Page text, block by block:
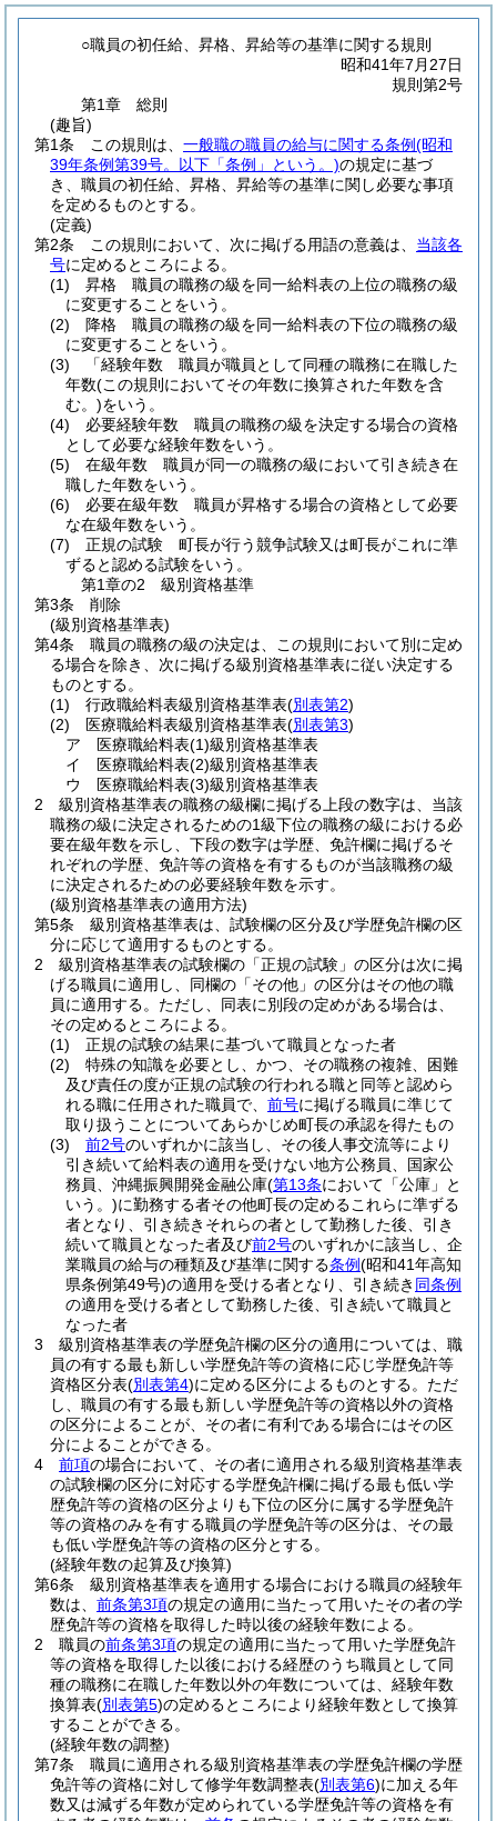
○職員の初任給、昇格、昇給等の基準に関する規則
昭和41年7月27日
規則第2号
第1章
総則
(趣旨)
第1条
この規則は、 一般職の職員の給与に関する条例(昭和
39年条例第39号。以下「条例」という。)の規定に基づ
き、職員の初任給、昇格、昇給等の基準に関し必要な事項
を定めるものとする。
(定義)
第2条
この規則において、次に掲げる用語の意義は、 当該各
号に定めるところによる。
(1)
昇格 職員の職務の級を同一給料表の上位の職務の級
に変更することをいう。
(2)
降格 職員の職務の級を同一給料表の下位の職務の級
に変更することをいう。
(3)
「経験年数 職員が職員として同種の職務に在職した
年数(この規則においてその年数に換算された年数を含
む。)をいう。
(4)
必要経験年数 職員の職務の級を決定する場合の資格
として必要な経験年数をいう。
(5)
在級年数 職員が同一の職務の級において引き続き在
職した年数をいう。
(6)
必要在級年数 職員が昇格する場合の資格として必要
な在級年数をいう。
(7)
正規の試験 町長が行う競争試験又は町長がこれに準
ずると認める試験をいう。
第1章の2
級別資格基準
第3条
削除
(級別資格基準表)
第4条
職員の職務の級の決定は、この規則において別に定め
る場合を除き、次に掲げる級別資格基準表に従い決定する
ものとする。
(1)
行政職給料表級別資格基準表(別表第2)
(2)
医療職給料表級別資格基準表(別表第3)
ア
医療職給料表(1)級別資格基準表
イ
医療職給料表(2)級別資格基準表
ウ
医療職給料表(3)級別資格基準表
2
級別資格基準表の職務の級欄に掲げる上段の数字は、当該
職務の級に決定されるための1級下位の職務の級における必
要在級年数を示し、下段の数字は学歴、免許欄に掲げるそ
れぞれの学歴、免許等の資格を有するものが当該職務の級
に決定されるための必要経験年数を示す。
(級別資格基準表の適用方法)
第5条
級別資格基準表は、試験欄の区分及び学歴免許欄の区
分に応じて適用するものとする。
2
級別資格基準表の試験欄の「正規の試験」の区分は次に掲
げる職員に適用し、同欄の「その他」の区分はその他の職
員に適用する。 ただし、同表に別段の定めがある場合は、
その定めるところによる。
(1)
正規の試験の結果に基づいて職員となった者
(2)
特殊の知識を必要とし、かつ、その職務の複雑、困難
及び責任の度が正規の試験の行われる職と同等と認めら
れる職に任用された職員で、 前号に掲げる職員に準じて
取り扱うことについてあらかじめ町長の承認を得たもの
(3)
前2号のいずれかに該当し、その後人事交流等により
引き続いて給料表の適用を受けない地方公務員、国家公
務員、沖縄振興開発金融公庫(第13条において「公庫」と
いう。)に勤務する者その他町長の定めるこれらに準ずる
者となり、引き続きそれらの者として勤務した後、引き
続いて職員となった者及び前2号のいずれかに該当し、企
業職員の給与の種類及び基準に関する条例(昭和41年高知
県条例第49号)の適用を受ける者となり、引き続き 同条例
の適用を受ける者として勤務した後、引き続いて職員と
なった者
3
級別資格基準表の学歴免許欄の区分の適用については、職
員の有する最も新しい学歴免許等の資格に応じ学歴免許等
資格区分表(別表第4)に定める区分によるものとする。 ただ
し、職員の有する最も新しい学歴免許等の資格以外の資格
の区分によることが、その者に有利である場合にはその区
分によることができる。
4
前項の場合において、その者に適用される級別資格基準表
の試験欄の区分に対応する学歴免許欄に掲げる最も低い学
歴免許等の資格の区分よりも下位の区分に属する学歴免許
等の資格のみを有する職員の学歴免許等の区分は、その最
も低い学歴免許等の資格の区分とする。
(経験年数の起算及び換算)
第6条
級別資格基準表を適用する場合における職員の経験年
数は、 前条第3項の規定の適用に当たって用いたその者の学
歴免許等の資格を取得した時以後の経験年数による。
2
職員の前条第3項の規定の適用に当たって用いた学歴免許
等の資格を取得した以後における経歴のうち職員として同
種の職務に在職した年数以外の年数については、経験年数
換算表(別表第5)の定めるところにより経験年数として換算
することができる。
(経験年数の調整)
第7条
職員に適用される級別資格基準表の学歴免許欄の学歴
免許等の資格に対して修学年数調整表(別表第6)に加える年
数又は減ずる年数が定められている学歴免許等の資格を有